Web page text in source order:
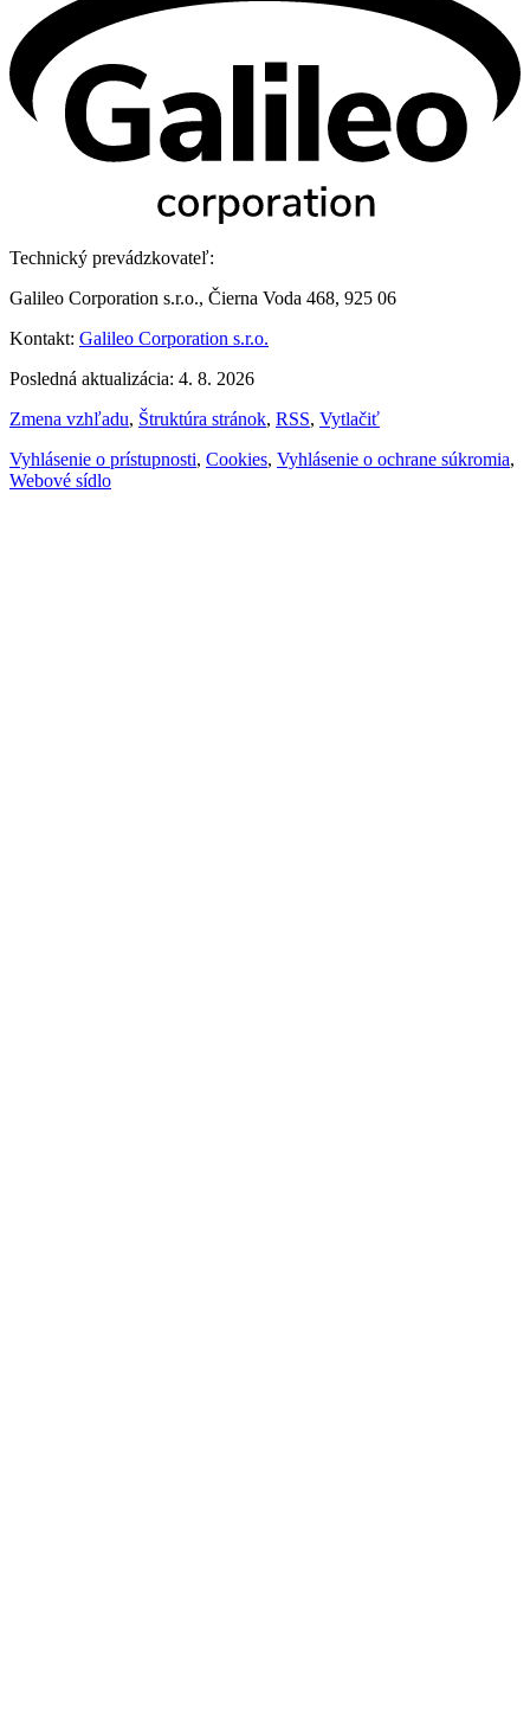
Technický prevádzkovateľ:
Galileo Corporation s.r.o., Čierna Voda 468, 925 06
Kontakt: Galileo Corporation s.r.o.
Posledná aktualizácia: 4. 8. 2026
Zmena vzhľadu, Štruktúra stránok, RSS, Vytlačiť
Vyhlásenie o prístupnosti, Cookies, Vyhlásenie o ochrane súkromia,
Webové sídlo